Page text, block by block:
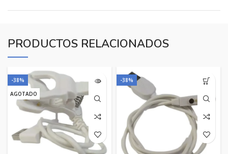
PRODUCTOS RELACIONADOS
-38%
AGOTADO
-38%